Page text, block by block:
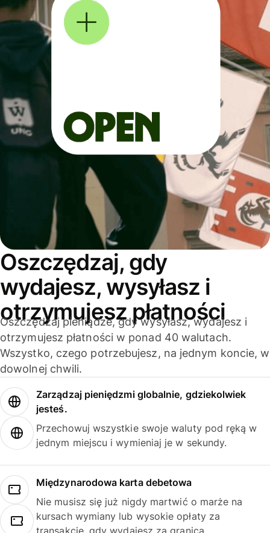
Oszczędzaj, gdy
wydajesz, wysyłasz i
otrzymujesz płatności
Oszczędzaj pieniądze, gdy wysyłasz, wydajesz i
otrzymujesz płatności w ponad 40 walutach.
Wszystko, czego potrzebujesz, na jednym koncie, w
dowolnej chwili.
Zarządzaj pieniędzmi globalnie, gdziekolwiek
jesteś.
Przechowuj wszystkie swoje waluty pod ręką w
jednym miejscu i wymieniaj je w sekundy.
Międzynarodowa karta debetowa
Nie musisz się już nigdy martwić o marże na
kursach wymiany lub wysokie opłaty za
transakcje, gdy wydajesz za granicą.